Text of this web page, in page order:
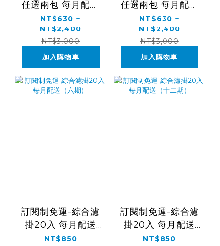
任選兩包 每月配送
（六期）
NT$630 ~
NT$2,400
NT$3,000
加入購物車
任選兩包 每月配送
（十二期）
NT$630 ~
NT$2,400
NT$3,000
加入購物車
訂閱制免運-綜合濾
掛20入 每月配送
（六期）
NT$850
訂閱制免運-綜合濾
掛20入 每月配送
（十二期）
NT$850